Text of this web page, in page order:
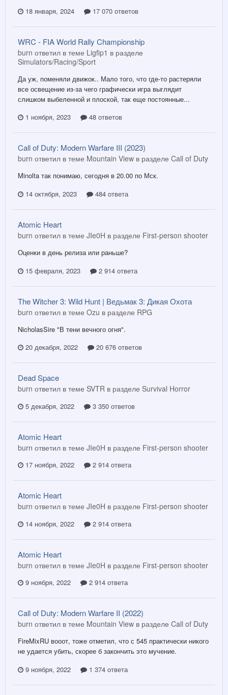
18 января, 2024
17 070 ответов
WRC - FIA World Rally Championship
burn ответил в теме Ligfip1 в разделе
Simulators/Racing/Sport
Да уж, поменяли движок.. Мало того, что где-то растеряли
все освещение из-за чего графически игра выглядит
слишком выбеленной и плоской, так еще постоянные...
1 ноября, 2023
48 ответов
Call of Duty: Modern Warfare III (2023)
burn ответил в теме Mountain View в разделе Call of Duty
Minolta так понимаю, сегодня в 20.00 по Мск.
14 октября, 2023
484 ответа
Atomic Heart
burn ответил в теме JIe0H в разделе First-person shooter
Оценки в день релиза или раньше?
15 февраля, 2023
2 914 ответа
The Witcher 3: Wild Hunt | Ведьмак 3: Дикая Охота
burn ответил в теме Ozu в разделе RPG
NicholasSire "В тени вечного огня".
20 декабря, 2022
20 676 ответов
Dead Space
burn ответил в теме SVTR в разделе Survival Horror
5 декабря, 2022 3 350 ответов
Atomic Heart
burn ответил в теме JIe0H в разделе First-person shooter
17 ноября, 2022 2 914 ответа
Atomic Heart
burn ответил в теме JIe0H в разделе First-person shooter
14 ноября, 2022 2 914 ответа
Atomic Heart
burn ответил в теме JIe0H в разделе First-person shooter
9 ноября, 2022 2 914 ответа
Call of Duty: Modern Warfare II (2022)
burn ответил в теме Mountain View в разделе Call of Duty
FireMixRU вооот, тоже отметил, что с 545 практически никого
не удается убить, скорее б закончить это мучение.
9 ноября, 2022
1 374 ответа